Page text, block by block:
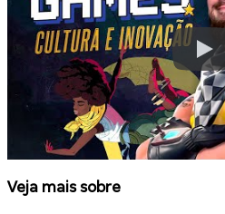
Veja mais sobre